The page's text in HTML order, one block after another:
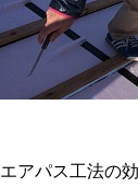
エアパス工法の